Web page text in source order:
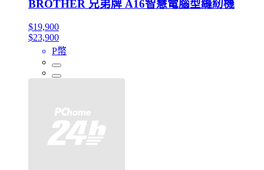
BROTHER 兄弟牌 A16智慧電腦型縫紉機
$19,900
$23,900
P幣